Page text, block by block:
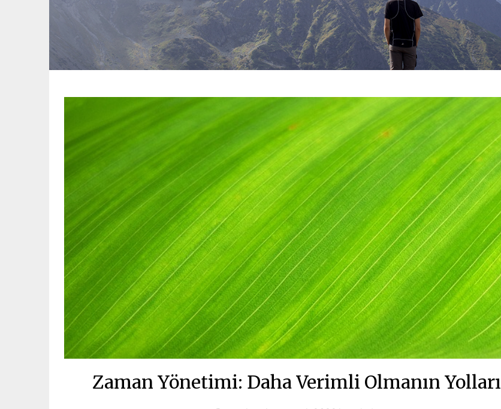
Zaman Yönetimi: Daha Verimli Olmanın Yolları